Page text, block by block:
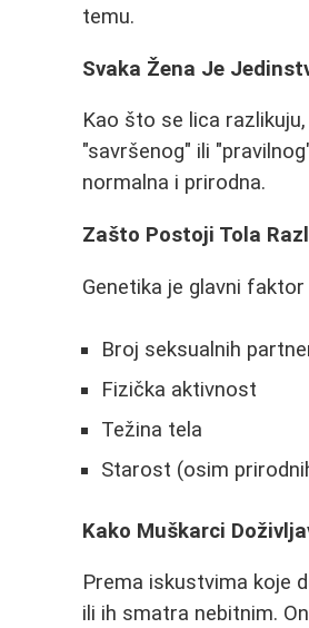
temu.
Svaka Žena Je
Kao što se lica
"savršenog" ili
normalna i prirodna.
Zašto Postoji Tola
Genetika je glavni
Broj seksualnih
Fizička aktivnost
Težina tela
Starost (osim
Kako Muškarci
Prema iskustvima koje
ili ih smatra nebitnim.